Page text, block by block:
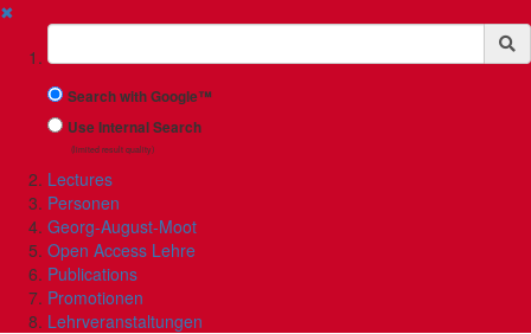
✖
Suchbegriff
Search with Google™
Use Internal Search
(limited result quality)
Lectures
Personen
Georg-August-Moot
Open Access Lehre
Publications
Promotionen
Lehrveranstaltungen